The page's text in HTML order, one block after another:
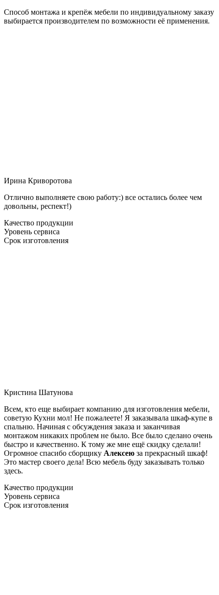
Способ монтажа и крепёж мебели по индивидуальному заказу
выбирается производителем по возможности её применения.
Ирина Криворотова
Отлично выполняете свою работу:) все остались более чем
довольны, респект!)
Качество продукции
Уровень сервиса
Срок изготовления
Кристина Шатунова
Всем, кто еще выбирает компанию для изготовления мебели,
советую Кухни мол! Не пожалеете! Я заказывала шкаф-купе в
спальню. Начиная с обсуждения заказа и заканчивая
монтажом никаких проблем не было. Все было сделано очень
быстро и качественно. К тому же мне ещё скидку сделали!
Огромное спасибо сборщику Алексею за прекрасный шкаф!
Это мастер своего дела! Всю мебель буду заказывать только
здесь.
Качество продукции
Уровень сервиса
Срок изготовления